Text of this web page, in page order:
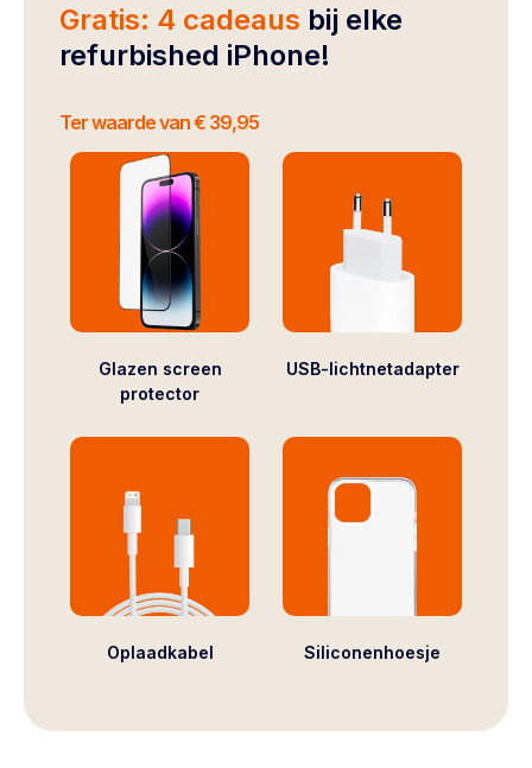
Gratis: 4 cadeaus bij elke
refurbished iPhone!
Ter waarde van € 39,95
Glazen screen
protector
USB-lichtnetadapter
Oplaadkabel Siliconenhoesje